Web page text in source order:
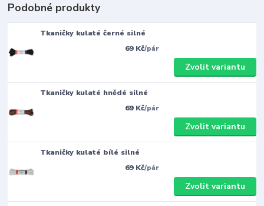
Podobné produkty
Tkaničky kulaté černé silné
69 Kč/pár
Zvolit variantu
Tkaničky kulaté hnědé silné
69 Kč/pár
Zvolit variantu
Tkaničky kulaté bílé silné
69 Kč/pár
Zvolit variantu